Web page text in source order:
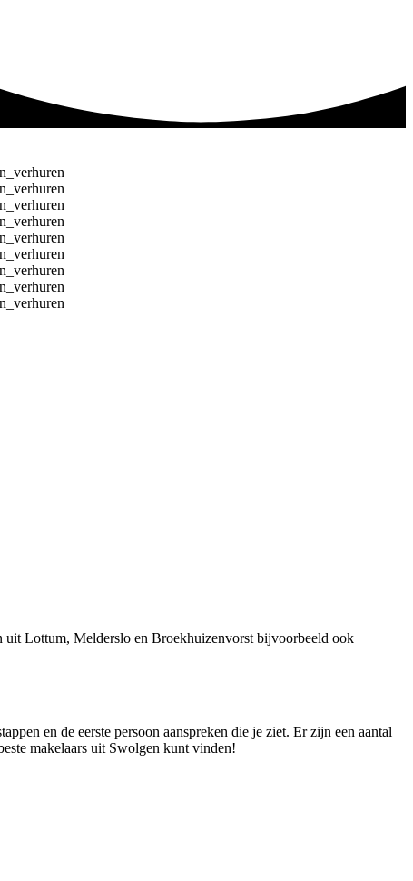
uit Lottum, Melderslo en Broekhuizenvorst bijvoorbeeld ook
en de eerste persoon aanspreken die je ziet. Er zijn een aantal
makelaars uit Swolgen kunt vinden!